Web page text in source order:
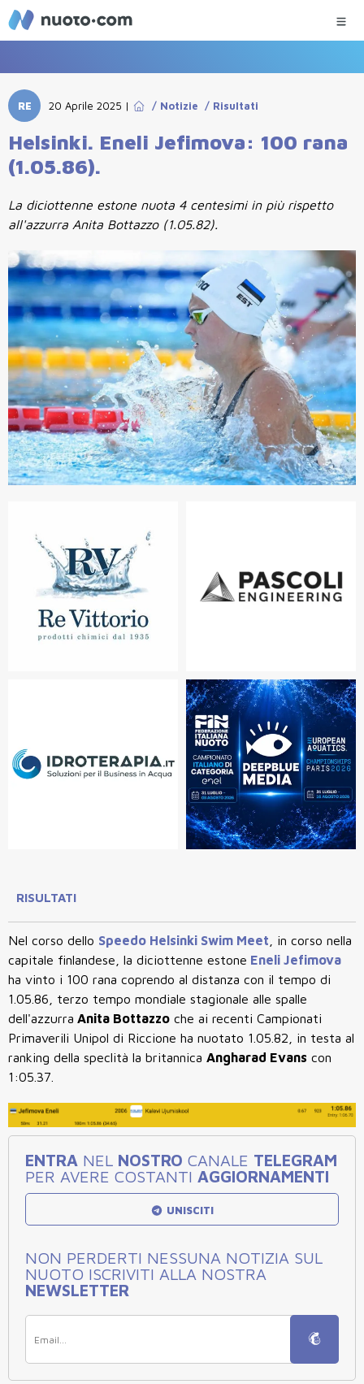
RE 20 Aprile 2025 | / Notizie / Risultati
Helsinki. Eneli Jefimova: 100 rana
(1.05.86).
La diciottenne estone nuota 4 centesimi in più rispetto
all'azzurra Anita Bottazzo (1.05.82).
RISULTATI
Nel corso dello Speedo Helsinki Swim Meet , in corso nella
capitale finlandese, la diciottenne estone Eneli Jefimova
ha vinto i 100 rana coprendo al distanza con il tempo di
1.05.86, terzo tempo mondiale stagionale alle spalle
dell'azzurra Anita Bottazzo che ai recenti Campionati
Primaverili Unipol di Riccione ha nuotato 1.05.82, in testa al
ranking della speclità la britannica Angharad Evans con
1:05.37.
ENTRA NEL NOSTRO CANALE TELEGRAM
PER AVERE COSTANTI AGGIORNAMENTI
UNISCITI
NON PERDERTI NESSUNA NOTIZIA SUL
NUOTO ISCRIVITI ALLA NOSTRA
NEWSLETTER